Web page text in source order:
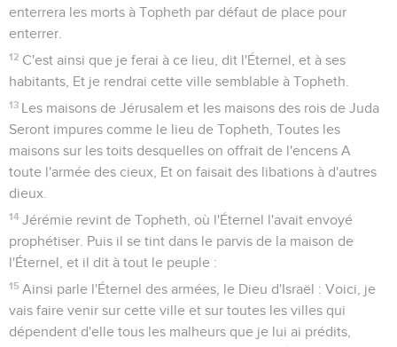
enterrera les morts à Topheth par défaut de place pour
enterrer.
12 C'est ainsi que je ferai à ce lieu, dit l'Éternel, et à ses
habitants, Et je rendrai cette ville semblable à Topheth.
13 Les maisons de Jérusalem et les maisons des rois de Juda
Seront impures comme le lieu de Topheth, Toutes les
maisons sur les toits desquelles on offrait de l'encens A
toute l'armée des cieux, Et on faisait des libations à d'autres
dieux.
14 Jérémie revint de Topheth, où l'Éternel l'avait envoyé
prophétiser. Puis il se tint dans le parvis de la maison de
l'Éternel, et il dit à tout le peuple :
15 Ainsi parle l'Éternel des armées, le Dieu d'Israël : Voici, je
vais faire venir sur cette ville et sur toutes les villes qui
dépendent d'elle tous les malheurs que je lui ai prédits,